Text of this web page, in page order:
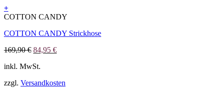
gewählt
werden
+
Dieses
weist
Varianten
Die
können
COTTON CANDY
COTTON CANDY Strickhose
169,90€ Ursprünglicher
war:
84,95 €Aktueller
inkl. MwSt.
zzgl. Versandkosten